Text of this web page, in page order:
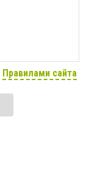
Правилами сайта